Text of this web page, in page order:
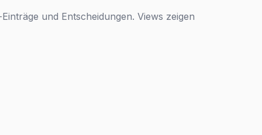
und Entscheidungen. Views zeigen